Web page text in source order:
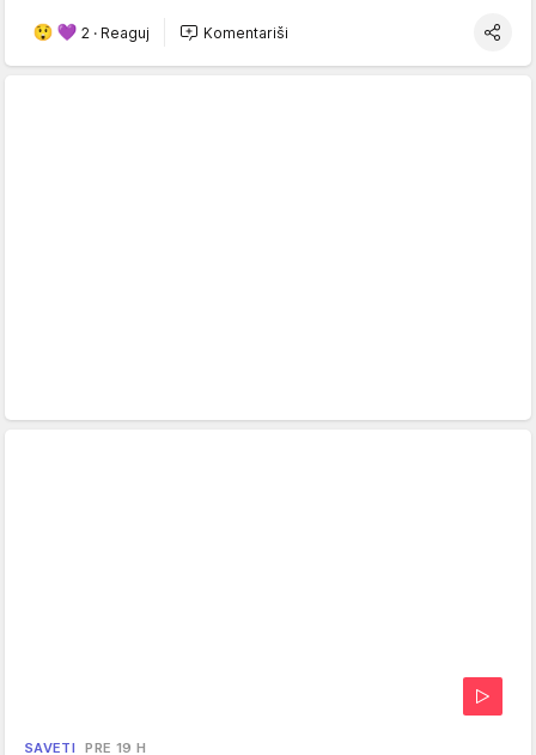
2 · Reaguj Komentariši
SAVETI PRE 19 H